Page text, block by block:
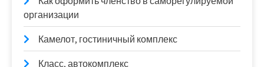
организации
Камелот, гостиничный комплекс
Класс, автокомплекс